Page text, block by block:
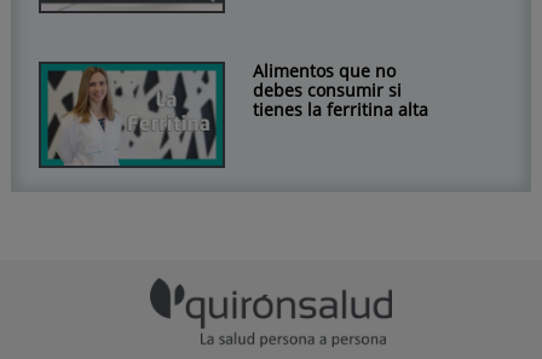
Alimentos que no
debes consumir si
tienes la ferritina alta